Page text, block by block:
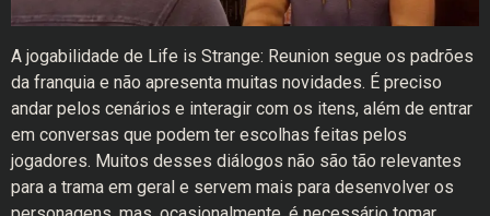
A jogabilidade de Life is Strange: Reunion segue os padrões
da franquia e não apresenta muitas novidades. É preciso
andar pelos cenários e interagir com os itens, além de entrar
em conversas que podem ter escolhas feitas pelos
jogadores. Muitos desses diálogos não são tão relevantes
para a trama em geral e servem mais para desenvolver os